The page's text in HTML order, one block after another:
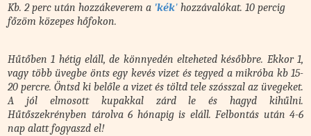
Kb. 2 perc után hozzákeverem a 'kék' hozzávalókat. 10 percig
főzöm közepes hőfokon.
Hűtőben 1 hétig eláll, de könnyedén elteheted későbbre. Ekkor 1,
vagy több üvegbe önts egy kevés vizet és tegyed a mikróba kb 15-
20 percre. Öntsd ki belőle a vizet és töltd tele szósszal az üvegeket.
A jól elmosott kupakkal zárd le és hagyd kihűlni.
Hűtőszekrényben tárolva 6 hónapig is eláll. Felbontás után 4-6
nap alatt fogyaszd el!